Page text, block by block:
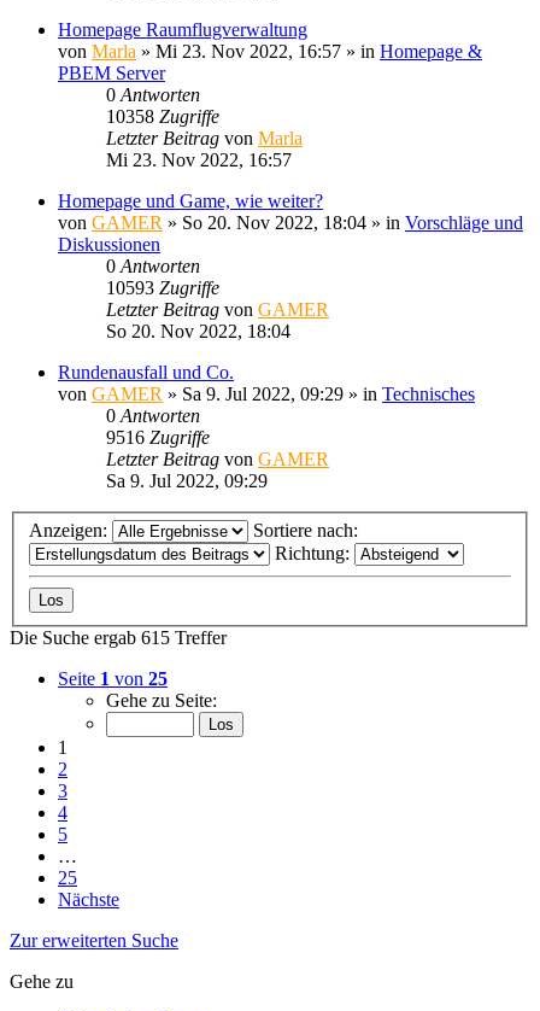
Homepage Raumflugverwaltung
von Marla » Mi 23. Nov 2022, 16:57 » in Homepage &
PBEM Server
0 Antworten
10358 Zugriffe
Letzter Beitrag von Marla
Mi 23. Nov 2022, 16:57
Homepage und Game, wie weiter?
von GAMER » So 20. Nov 2022, 18:04 » in Vorschläge und
Diskussionen
0 Antworten
10593 Zugriffe
Letzter Beitrag von GAMER
So 20. Nov 2022, 18:04
Rundenausfall und Co.
von GAMER » Sa 9. Jul 2022, 09:29 » in Technisches
0 Antworten
9516 Zugriffe
Letzter Beitrag von GAMER
Sa 9. Jul 2022, 09:29
Anzeigen:
Sortiere nach:
Richtung:
Die Suche ergab 615 Treffer
Seite 1 von 25
Gehe zu Seite:
1
2
3
4
5
…
25
Nächste
Zur erweiterten Suche
Gehe zu